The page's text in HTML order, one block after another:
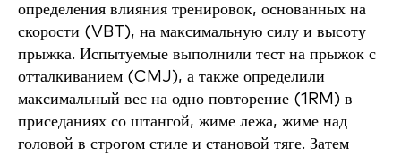
определения влияния тренировок, основанных на
скорости (VBT), на максимальную силу и высоту
прыжка. Испытуемые выполнили тест на прыжок с
отталкиванием (CMJ), а также определили
максимальный вес на одно повторение (1RM) в
приседаниях со штангой, жиме лежа, жиме над
головой в строгом стиле и становой тяге. Затем